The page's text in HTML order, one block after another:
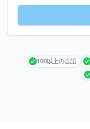
100以上の言語